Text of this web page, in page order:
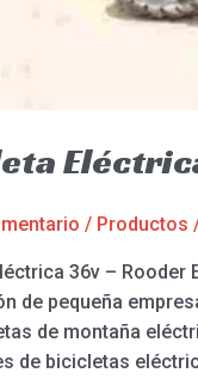
/ Productos
36v – Rooder
de pequeña
de montaña
de bicicletas